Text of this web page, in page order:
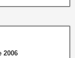
2006